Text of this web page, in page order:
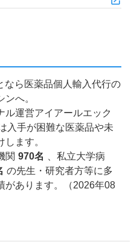
なら医薬品個人輸入代行の
へ。
ル運営アイアールエック
入手が困難な医薬品や未
ます。
関 970名
、私立大学病
の先生・研究者方等に多
があります。（2026年08